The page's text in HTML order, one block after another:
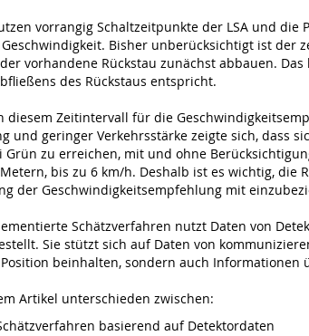
vorrangig Schaltzeitpunkte der LSA und
Bisher unberücksichtigt ist der
vorhandene Rückstau zunächst abbauen.
des Rückstaus entspricht.
diesem Zeitintervall für die
und geringer Verkehrsstärke zeigte sich, dass
Grün zu erreichen, mit und ohne
bis zu 6 km/h. Deshalb ist es wichtig,
der Geschwindigkeitsempfehlung mit
Schätzverfahren nutzt Daten von
Sie stützt sich auf Daten von
beinhalten, sondern auch Informationen
Artikel unterschieden zwischen:
basierend auf Detektordaten